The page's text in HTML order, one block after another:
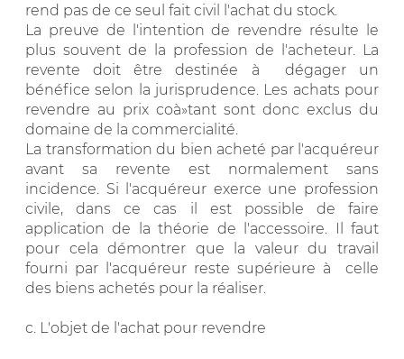
rend pas de ce seul fait civil l'achat du stock.
La preuve de l'intention de revendre résulte le
plus souvent de la profession de l'acheteur. La
revente doit être destinée à dégager un
bénéfice selon la jurisprudence. Les achats pour
revendre au prix coà»tant sont donc exclus du
domaine de la commercialité.
La transformation du bien acheté par l'acquéreur
avant sa revente est normalement sans
incidence. Si l'acquéreur exerce une profession
civile, dans ce cas il est possible de faire
application de la théorie de l'accessoire. Il faut
pour cela démontrer que la valeur du travail
fourni par l'acquéreur reste supérieure à celle
des biens achetés pour la réaliser.
c. L'objet de l'achat pour revendre